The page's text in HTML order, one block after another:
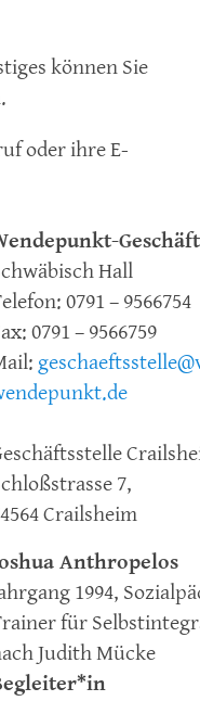
können Sie
oder ihre E-
Hall
0791 – 9566754
0791 – 9566759
7,
Crailsheim
Anthropelos
1994,
für
Judith Mücke